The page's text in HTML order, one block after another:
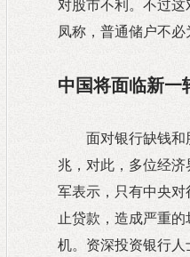
对股市不利。不过
凤称，普通储户不必
中国将面临新一
面对银行缺钱和
兆，对此，多位经
军表示，只有中央
止贷款，造成严重
机。资深投资银行